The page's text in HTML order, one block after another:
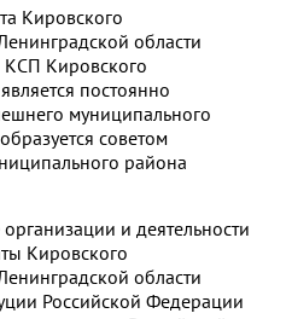
Кировского
области
КСП Кировского
постоянно
муниципального
советом
района
и деятельности
Кировского
области
Российской Федерации